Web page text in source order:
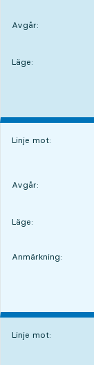
Avgår:
Läge:
LÄGE,
,
Linje mot:
Avgår:
Läge:
LÄGE,
,
Anmärkning:
Linje mot: